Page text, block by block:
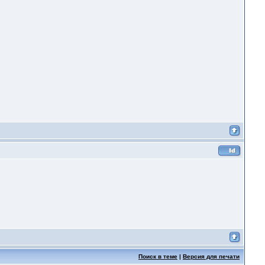
Поиск в теме | Версия для печати